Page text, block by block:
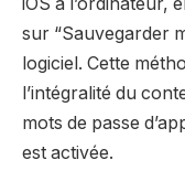
sur “Sauvegarder
logiciel. Cette
l’intégralité du
mots de passe
est activée.